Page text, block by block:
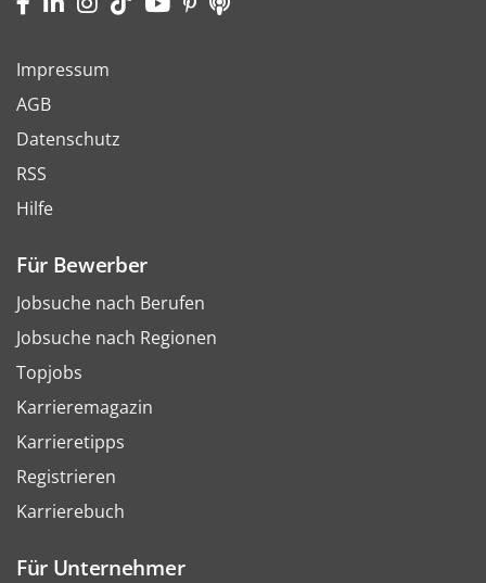
Impressum
AGB
Datenschutz
RSS
Hilfe
Für Bewerber
Jobsuche nach Berufen
Jobsuche nach Regionen
Topjobs
Karrieremagazin
Karrieretipps
Registrieren
Karrierebuch
Für Unternehmer